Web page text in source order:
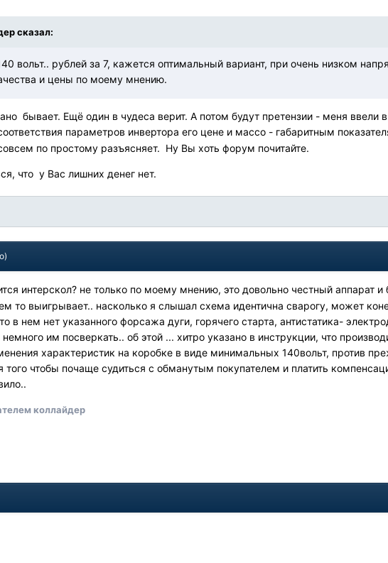
сказал:
вольт.. рублей за 7, кажется оптимальный вариант, при очень низком
и цены по моему мнению.
бывает. Ещё один в чудеса верит. А потом будут претензии - меня ввели
параметров инвертора его цене и массо - габаритным
по простому разъясняет. Ну Вы хоть форум почитайте.
что у Вас лишних денег нет.
интерскол? не только по моему мнению, это довольно честный аппарат и
то выигрывает.. насколько я слышал схема идентична сварогу, может
в нем нет указанного форсажа дуги, горячего старта, антистатика-
им посверкать.. об этой ... хитро указано в инструкции, что
характеристик на коробке в виде минимальных 140вольт, против
чтобы почаще судиться с обманутым покупателем и платить
коллайдер